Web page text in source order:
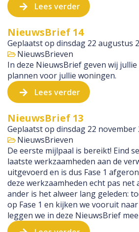
Lees verder
NieuwsBrief 14
Geplaatst op dinsdag 22 augustus
NieuwsBrieven
In deze NieuwsBrief geven wij
plannen voor jullie woningen.
Lees verder
NieuwsBrief 13
Geplaatst op dinsdag 22 november
NieuwsBrieven
De eerste mijlpaal is bereikt! Eind
laatste werkzaamheden aan de
uitgevoerd en is dus Fase 1
deze werkzaamheden echt pas
ander is het alweer lang geleden:
op Fase 1 en kijken we vooruit
leggen we in deze NieuwsBrief